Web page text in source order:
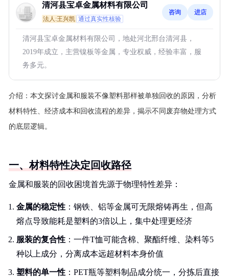
清河县宝卓金属材料有限公司
法人:王兴凯 通过真实性核验
咨询 进店
清河县宝卓金属材料有限公司，地处河北邢台清河县，
2019年成立，主营镍板等金属，专业权威，经验丰富，服
务多元。
介绍： 本文探讨金属和服装不像塑料那样被单独回收的原因，分析
材料特性、经济成本和回收流程的差异，揭示不同废弃物处理方式
的底层逻辑。
一、材料特性决定回收路径
金属和服装的回收困境首先源于物理特性差异：
金属的稳定性 ：钢铁、铝等金属可无限熔铸再生，但高
熔点导致能耗是塑料的3倍以上，集中处理更经济
服装的复合性 ：一件T恤可能含棉、聚酯纤维、染料等5
种以上成分，分离成本远超材料本身价值
塑料的单一性 ：PET瓶等塑料制品成分统一，分拣后直接